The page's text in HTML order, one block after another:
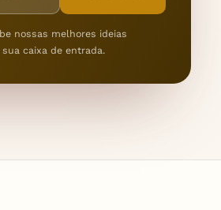
nossas melhores ideias
caixa de entrada.